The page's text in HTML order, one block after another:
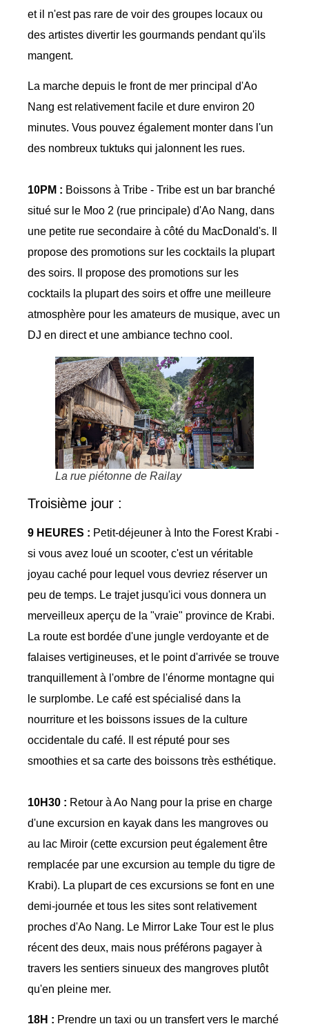
et il n'est pas rare de voir des groupes locaux ou
des artistes divertir les gourmands pendant qu'ils
mangent.
La marche depuis le front de mer principal d'Ao
Nang est relativement facile et dure environ 20
minutes. Vous pouvez également monter dans l'un
des nombreux tuktuks qui jalonnent les rues.
10PM : Boissons à Tribe - Tribe est un bar branché
situé sur le Moo 2 (rue principale) d'Ao Nang, dans
une petite rue secondaire à côté du MacDonald's. Il
propose des promotions sur les cocktails la plupart
des soirs. Il propose des promotions sur les
cocktails la plupart des soirs et offre une meilleure
atmosphère pour les amateurs de musique, avec un
DJ en direct et une ambiance techno cool.
La rue piétonne de Railay
Troisième jour :
9 HEURES : Petit-déjeuner à Into the Forest Krabi -
si vous avez loué un scooter, c'est un véritable
joyau caché pour lequel vous devriez réserver un
peu de temps. Le trajet jusqu'ici vous donnera un
merveilleux aperçu de la "vraie" province de Krabi.
La route est bordée d'une jungle verdoyante et de
falaises vertigineuses, et le point d'arrivée se trouve
tranquillement à l'ombre de l'énorme montagne qui
le surplombe. Le café est spécialisé dans la
nourriture et les boissons issues de la culture
occidentale du café. Il est réputé pour ses
smoothies et sa carte des boissons très esthétique.
10H30 : Retour à Ao Nang pour la prise en charge
d'une excursion en kayak dans les mangroves ou
au lac Miroir (cette excursion peut également être
remplacée par une excursion au temple du tigre de
Krabi). La plupart de ces excursions se font en une
demi-journée et tous les sites sont relativement
proches d'Ao Nang. Le Mirror Lake Tour est le plus
récent des deux, mais nous préférons pagayer à
travers les sentiers sinueux des mangroves plutôt
qu'en pleine mer.
18H : Prendre un taxi ou un transfert vers le marché